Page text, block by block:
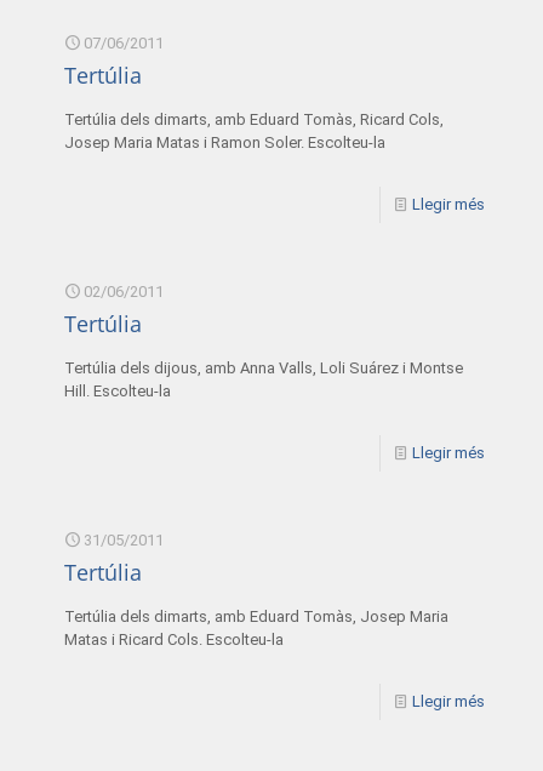
07/06/2011
Tertúlia
Tertúlia dels dimarts, amb Eduard Tomàs, Ricard Cols,
Josep Maria Matas i Ramon Soler. Escolteu-la
Llegir més
02/06/2011
Tertúlia
Tertúlia dels dijous, amb Anna Valls, Loli Suárez i Montse
Hill. Escolteu-la
Llegir més
31/05/2011
Tertúlia
Tertúlia dels dimarts, amb Eduard Tomàs, Josep Maria
Matas i Ricard Cols. Escolteu-la
Llegir més